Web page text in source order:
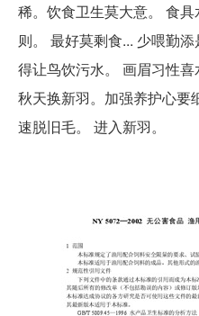
稀。饮食卫生莫大意。 食
则。 最好莫剩食... 少喂勤
得让鸟饮污水。 画眉习性
秋天换新羽。加强养护心要
速脱旧毛。 进入新羽。